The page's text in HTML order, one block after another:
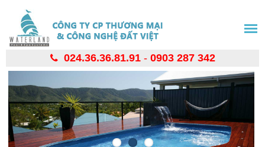
nội
dung
024.36.36.81.91- 0903 287 342